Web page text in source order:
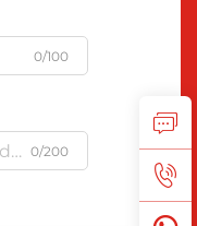
0/100
0/200